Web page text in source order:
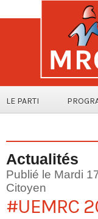
LE PARTI
Actualités
Publié le Mardi
Citoyen
#UEMRC